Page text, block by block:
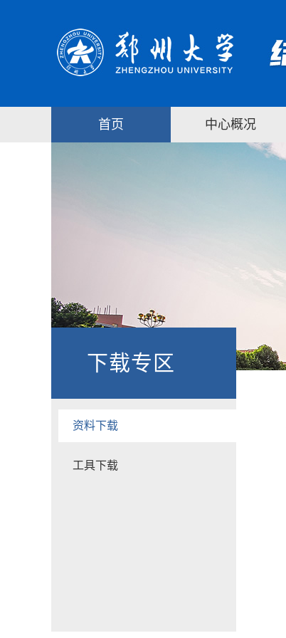
首页 中心概况
下载专区
资料下载
工具下载